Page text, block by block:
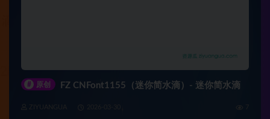
# 原创 FZ CNFont1155（迷你简水滴）- 迷你简水滴
ZIYUANGUA